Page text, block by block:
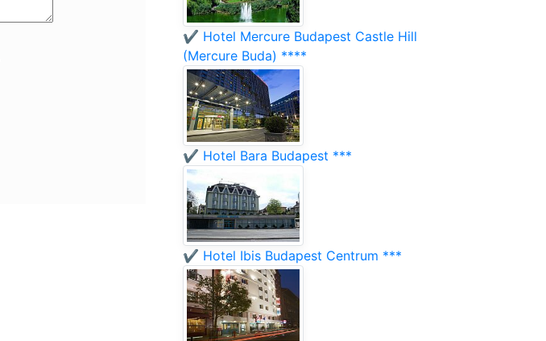
✔️ Hotel Mercure Budapest Castle Hill
(Mercure Buda) ****
✔️ Hotel Bara Budapest ***
✔️ Hotel Ibis Budapest Centrum ***